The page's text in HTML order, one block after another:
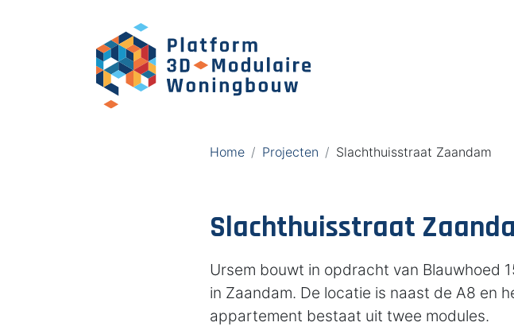
Home Projecten Slachthuisstraat Zaandam
Slachthuisstraat
Ursem bouwt in opdracht van Blauwhoed
in Zaandam. De locatie is naast de A8 en
appartement bestaat uit twee modules.